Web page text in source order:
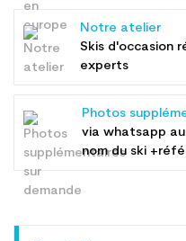
Notre atelier
Skis d'occasion
experts
Photos
via whatsapp au
nom du ski